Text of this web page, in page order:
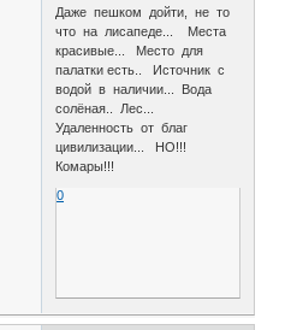
Даже пешком дойти, не то
что на лисапеде... Места
красивые... Место для
палатки есть.. Источник с
водой в наличии... Вода
солёная.. Лес...
Удаленность от благ
цивилизации... НО!!!
Комары!!!
0